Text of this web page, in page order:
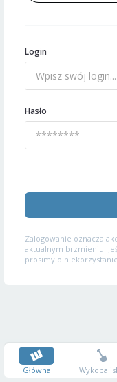
Login
Hasło
Zalogowanie oznacza
aktualnym brzmieniu.
prosimy o
Główna